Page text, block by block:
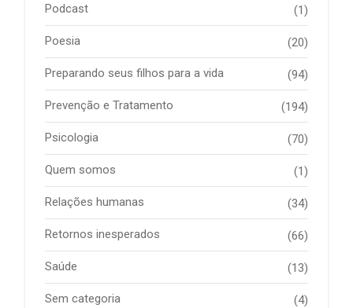
Podcast (1)
Poesia (20)
Preparando seus filhos para a vida (94)
Prevenção e Tratamento (194)
Psicologia (70)
Quem somos (1)
Relações humanas (34)
Retornos inesperados (66)
Saúde (13)
Sem categoria (4)